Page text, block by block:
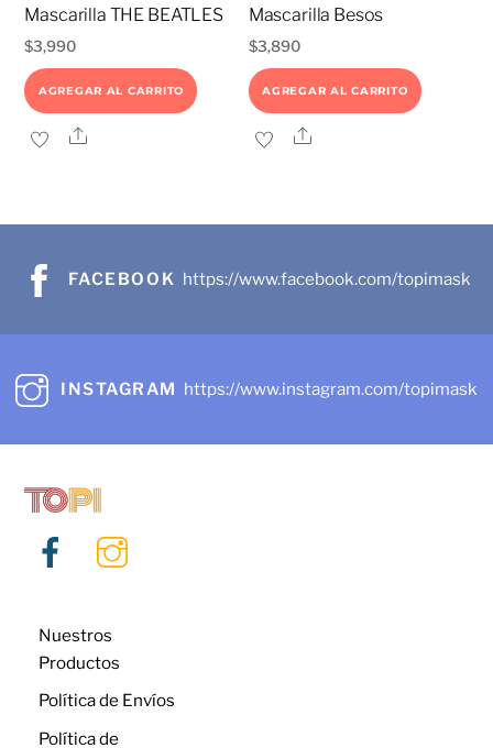
Mascarilla THE BEATLES
$3,990
AGREGAR AL CARRITO
Share
Mascarilla Besos
$3,890
AGREGAR AL CARRITO
Share
FACEBOOK https://www.facebook.com/topimask
INSTAGRAM https://www.instagram.com/topimask
Nuestros
Productos
Política de Envíos
Política de